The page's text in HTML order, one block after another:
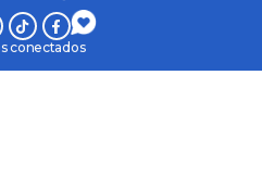
conectados